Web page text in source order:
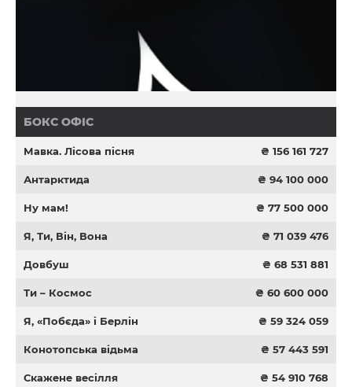
БОКС ОФІС
Мавка. Лісова пісня ₴ 156 161 727
Антарктида ₴ 94 100 000
Ну мам! ₴ 77 500 000
Я, Ти, Він, Вона ₴ 71 039 476
Довбуш ₴ 68 531 881
Ти – Космос ₴ 60 600 000
Я, «Побєда» і Берлін ₴ 59 324 059
Конотопська відьма ₴ 57 443 591
Скажене весілля ₴ 54 910 768